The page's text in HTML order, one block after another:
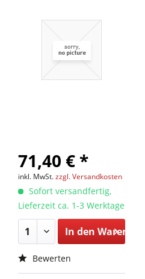
71,40 € *
inkl. MwSt.zzgl. Versandkosten
Sofort versandfertig,
Lieferzeit ca. 1-3 Werktage
In den Warenkorb
Bewerten